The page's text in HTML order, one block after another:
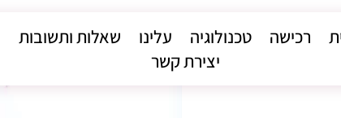
רכישה טכנולוגיה עלינו
שאלות ותשובות
יצירת קשר